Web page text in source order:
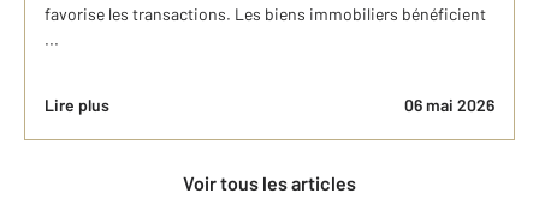
favorise les transactions. Les biens immobiliers bénéficient
...
Lire plus 06 mai 2026
Voir tous les articles